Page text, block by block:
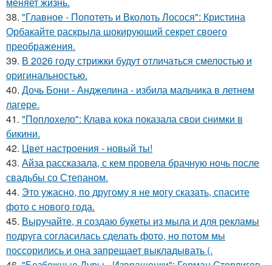
38. "Главное - Попотеть и Вколоть Лосося": Кристина
Орбакайте раскрыла шокирующий секрет своего
преображения.
39. В 2026 году стрижки будут отличаться смелостью и
оригинальностью.
40. Дочь Бони - Анджелина - избила мальчика в летнем
лагере.
41. "Поплохело": Клава кока показала свои снимки в
бикини.
42. Цвет настроения - новый ты!
43. Айза рассказала, с кем провела брачную ночь после
свадьбы со Степаном.
44. Это ужасно, по другому я не могу сказать, спасите
фото с нового года.
45. Выручайте, я создаю букеты из мыла и для рекламы
подруга согласилась сделать фото, но потом мы
поссорились и она запрещает выкладывать (.